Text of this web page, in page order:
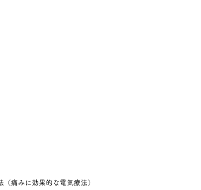
（痛みに効果的な電気療法）